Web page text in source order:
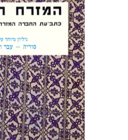
יעקב מ' לנדאו